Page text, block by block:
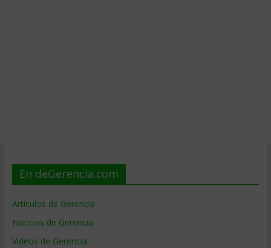
En deGerencia.com
Artículos de Gerencia
Noticias de Gerencia
Videos de Gerencia